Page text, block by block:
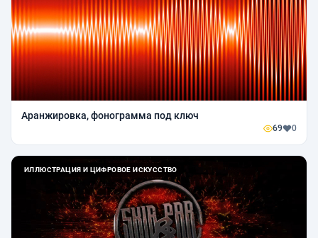
Аранжировка, фонограмма под ключ
69 0
ИЛЛЮСТРАЦИЯ И ЦИФРОВОЕ ИСКУССТВО